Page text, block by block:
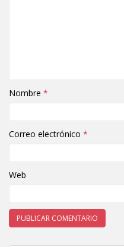
Nombre *
Correo electrónico *
Web